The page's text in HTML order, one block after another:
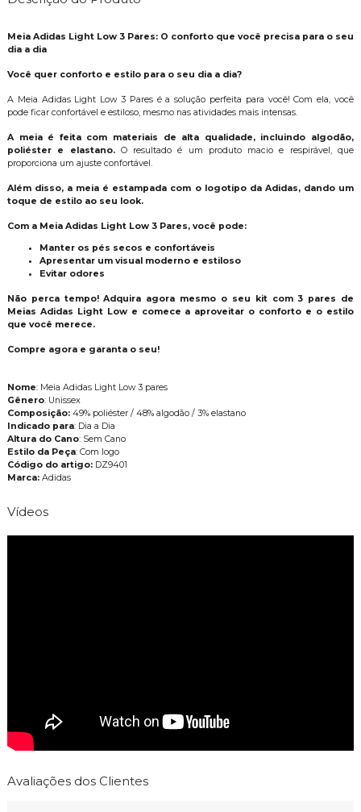
Meia Adidas Light Low 3 Pares: O conforto que você precisa para o seu
dia a dia
Você quer conforto e estilo para o seu dia a dia?
A Meia Adidas Light Low 3 Pares é a solução perfeita para você! Com ela, você
pode ficar confortável e estiloso, mesmo nas atividades mais intensas.
A meia é feita com materiais de alta qualidade, incluindo algodão,
poliéster e elastano.O resultado é um produto macio e respirável, que
proporciona um ajuste confortável.
Além disso, a meia é estampada com o logotipo da Adidas, dando um
toque de estilo ao seu look.
Com a Meia Adidas Light Low 3 Pares, você pode:
Manter os pés secos e confortáveis
Apresentar um visual moderno e estiloso
Evitar odores
Não perca tempo! Adquira agora mesmo o seu kit com 3 pares de
Meias Adidas Light Low e comece a aproveitar o conforto e o estilo
que você merece.
Compre agora e garanta o seu!
Nome: Meia Adidas Light Low 3 pares
Gênero: Unissex
Composição:49% poliéster / 48% algodão / 3% elastano
Indicado para: Dia a Dia
Altura do Cano: Sem Cano
Estilo da Peça: Com logo
Código do artigo: DZ9401
Marca: Adidas
Vídeos
Avaliações dos Clientes